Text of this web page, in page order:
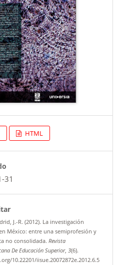
HTML
31
J.-R. (2012). La investigación
México: entre una semiprofesión y
no consolidada.Revista
De Educación Superior,3(6).
10.22201/iisue.20072872e.2012.6.5